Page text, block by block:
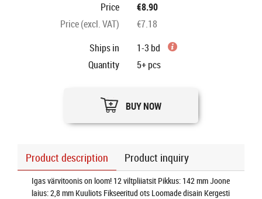
Price
€8.90
Price (excl. VAT)
€7.18
Ships in
1-3 bd
Quantity
5+pcs
BUY NOW
Product description Product inquiry
Igas värvitoonis on loom! 12 viltpliiatsit Pikkus: 142 mm Joone
laius: 2,8 mm Kuuliots Fikseeritud ots Loomade disain Kergesti